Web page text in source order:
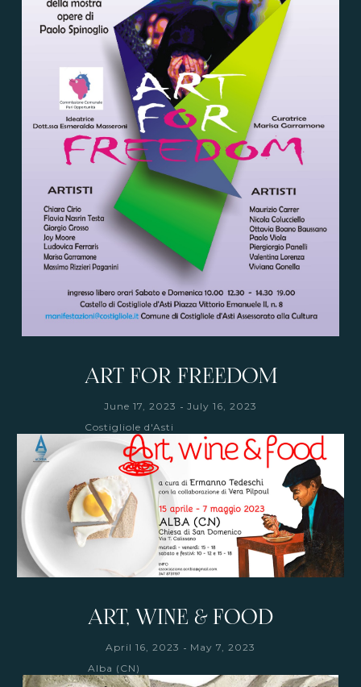
ART FOR FREEDOM
June 17, 2023 - July 16, 2023
Costigliole d'Asti
ART, WINE & FOOD
April 16, 2023 - May 7, 2023
Alba (CN)